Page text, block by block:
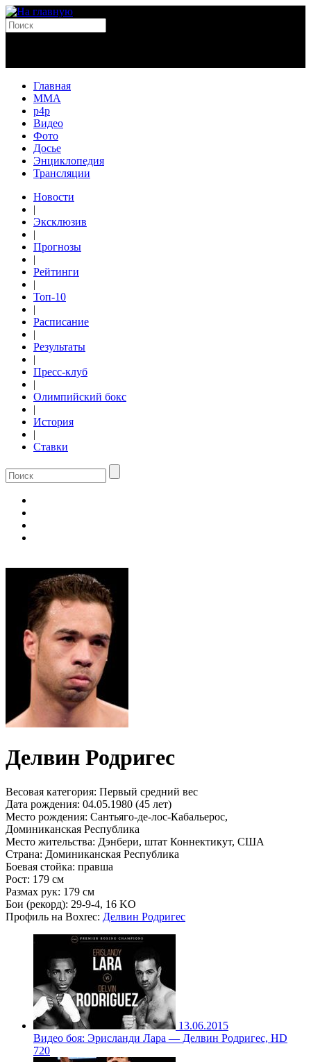
Главная
MMA
p4p
Видео
Фото
Досье
Энциклопедия
Трансляции
Новости
|
Эксклюзив
|
Прогнозы
|
Рейтинги
|
Топ-10
|
Расписание
|
Результаты
|
Пресс-клуб
|
Олимпийский бокс
|
История
|
Ставки
Делвин Родригес
Весовая категория: Первый средний вес
Дата рождения: 04.05.1980 (45 лет)
Место рождения: Сантьяго-де-лос-Кабальерос,
Доминиканская Республика
Место жительства: Дэнбери, штат Коннектикут, США
Страна: Доминиканская Республика
Боевая стойка: правша
Рост: 179 см
Размах рук: 179 см
Бои (рекорд): 29-9-4, 16 KO
Профиль на Boxrec: Делвин Родригес
13.06.2015
Видео боя: Эрисланди Лара — Делвин Родригес, HD
720